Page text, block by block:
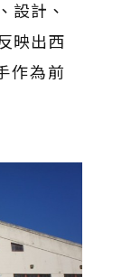
設計、
映出西
作為前